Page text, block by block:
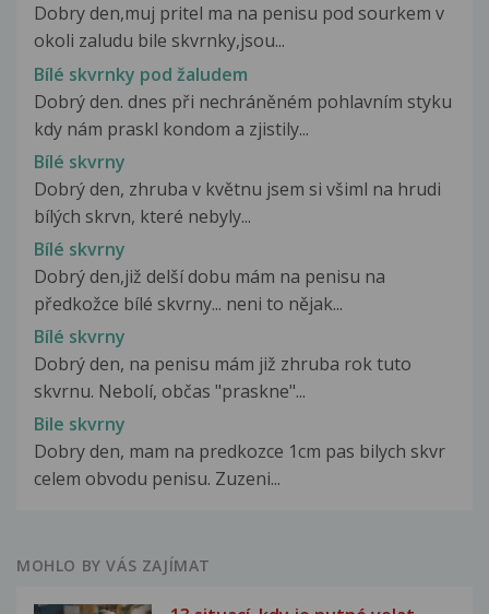
Dobry den,muj pritel ma na penisu pod sourkem v
okoli zaludu bile skvrnky,jsou...
Bílé skvrnky pod žaludem
Dobrý den. dnes při nechráněném pohlavním styku
kdy nám praskl kondom a zjistily...
Bílé skvrny
Dobrý den, zhruba v květnu jsem si všiml na hrudi
bílých skrvn, které nebyly...
Bílé skvrny
Dobrý den,již delší dobu mám na penisu na
předkožce bílé skvrny... neni to nějak...
Bílé skvrny
Dobrý den, na penisu mám již zhruba rok tuto
skvrnu. Nebolí, občas "praskne"...
Bile skvrny
Dobry den, mam na predkozce 1cm pas bilych skvr
celem obvodu penisu. Zuzeni...
MOHLO BY VÁS ZAJÍMAT